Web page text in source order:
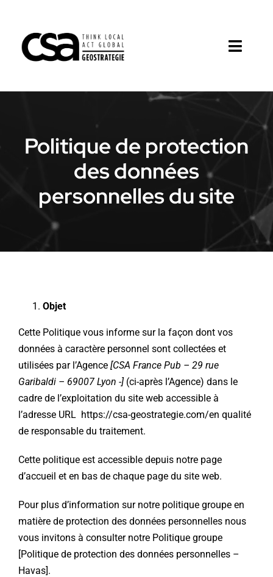
contenu
Notre méthodologie
Nos solutions business
Nos secteurs
L’équipe
Politique de protection
des données
personnelles du site
Objet
Cette Politique vous informe sur la façon dont vos
données à caractère personnel sont collectées et
utilisées par l’Agence [CSA France Pub – 29 rue
Garibaldi – 69007 Lyon -] (ci-après l’Agence) dans le
cadre de l’exploitation du site web accessible à
l’adresse URL https://csa-geostrategie.com/en qualité
de responsable du traitement.
Cette politique est accessible depuis notre page
d’accueil et en bas de chaque page du site web.
Pour plus d’information sur notre politique groupe en
matière de protection des données personnelles nous
vous invitons à consulter notre Politique groupe
[Politique de protection des données personnelles –
Havas].